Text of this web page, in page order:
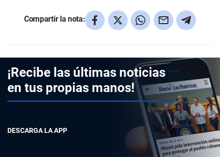
Compartir la nota:
¡Recibe las últimas noticias
en tus propias manos!
DESCARGA LA APP